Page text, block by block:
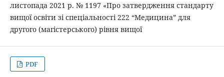
листопада 2021 р. № 1197 «Про затвердження стандарту
вищої освіти зі спеціальності 222 “Медицина” для
другого (магістерського) рівня вищої
PDF